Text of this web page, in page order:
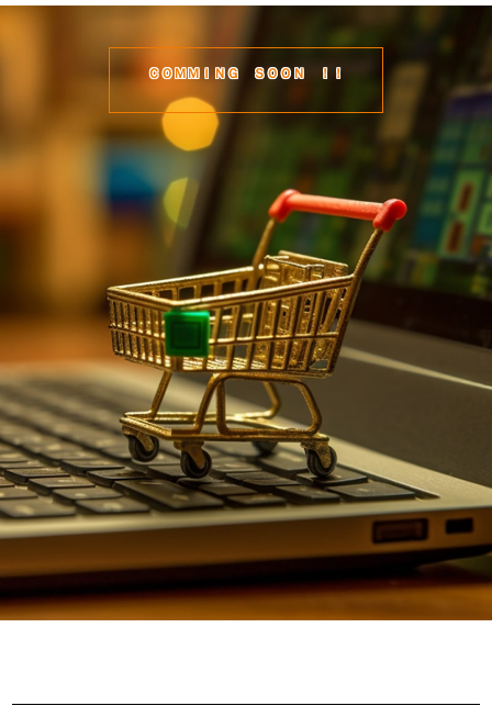
DCCコミュニティ
ＣＯＭＭＩＮＧ ＳＯＯＮ ！！